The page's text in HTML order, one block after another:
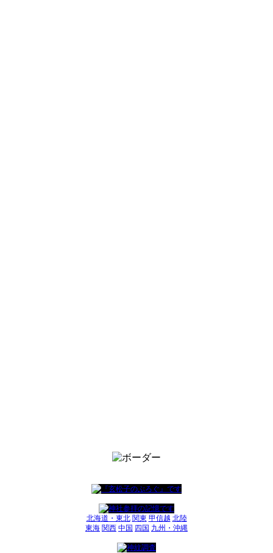
北海道・東北 関東 甲信越 北陸
東海 関西 中国 四国 九州・沖縄